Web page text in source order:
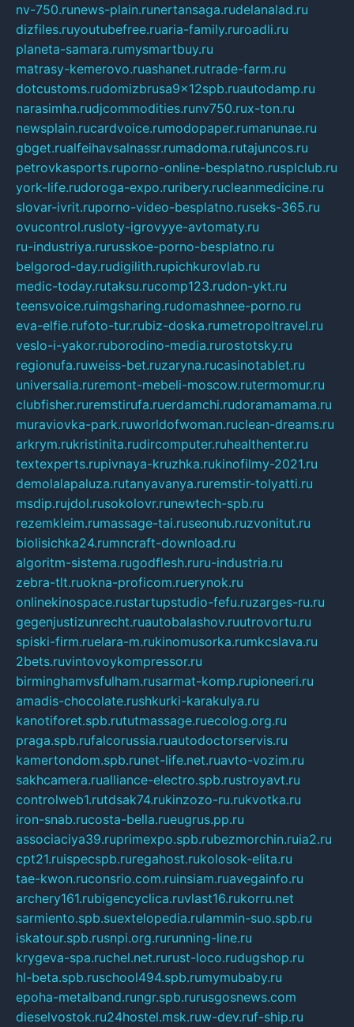
nv-750.runews-plain.runertansaga.rudelanalad.ru
dizfiles.ruyoutubefree.ruaria-family.ruroadli.ru
planeta-samara.rumysmartbuy.ru
matrasy-kemerovo.ruashanet.rutrade-farm.ru
dotcustoms.rudomizbrusa9x12spb.ruautodamp.ru
narasimha.rudjcommodities.runv750.rux-ton.ru
newsplain.rucardvoice.rumodopaper.rumanunae.ru
gbget.rualfeihavsalnassr.rumadoma.rutajuncos.ru
petrovkasports.ruporno-online-besplatno.rusplclub.ru
york-life.rudoroga-expo.ruribery.rucleanmedicine.ru
slovar-ivrit.ruporno-video-besplatno.ruseks-365.ru
ovucontrol.rusloty-igrovyye-avtomaty.ru
ru-industriya.rurusskoe-porno-besplatno.ru
belgorod-day.rudigilith.rupichkurovlab.ru
medic-today.rutaksu.rucomp123.rudon-ykt.ru
teensvoice.ruimgsharing.rudomashnee-porno.ru
eva-elfie.rufoto-tur.rubiz-doska.rumetropoltravel.ru
veslo-i-yakor.ruborodino-media.rurostotsky.ru
regionufa.ruweiss-bet.ruzaryna.rucasinotablet.ru
universalia.ruremont-mebeli-moscow.rutermomur.ru
clubfisher.ruremstirufa.ruerdamchi.rudoramamama.ru
muraviovka-park.ruworldofwoman.ruclean-dreams.ru
arkrym.rukristinita.rudircomputer.ruhealthenter.ru
textexperts.rupivnaya-kruzhka.rukinofilmy-2021.ru
demolalapaluza.rutanyavanya.ruremstir-tolyatti.ru
msdip.rujdol.rusokolovr.runewtech-spb.ru
rezemkleim.rumassage-tai.ruseonub.ruzvonitut.ru
biolisichka24.rumncraft-download.ru
algoritm-sistema.rugodflesh.ruru-industria.ru
zebra-tlt.ruokna-proficom.ruerynok.ru
onlinekinospace.rustartupstudio-fefu.ruzarges-ru.ru
gegenjustizunrecht.ruautobalashov.ruutrovortu.ru
spiski-firm.ruelara-m.rukinomusorka.rumkcslava.ru
2bets.ruvintovoykompressor.ru
birminghamvsfulham.rusarmat-komp.rupioneeri.ru
amadis-chocolate.rushkurki-karakulya.ru
kanotiforet.spb.rututmassage.ruecolog.org.ru
praga.spb.rufalcorussia.ruautodoctorservis.ru
kamertondom.spb.runet-life.net.ruavto-vozim.ru
sakhcamera.rualliance-electro.spb.rustroyavt.ru
controlweb1.rutdsak74.rukinzozo-ru.rukvotka.ru
iron-snab.rucosta-bella.rueugrus.pp.ru
associaciya39.ruprimexpo.spb.rubezmorchin.ruia2.ru
cpt21.ruispecspb.ruregahost.rukolosok-elita.ru
tae-kwon.ruconsrio.com.ruinsiam.ruavegainfo.ru
archery161.rubigencyclica.ruvlast16.rukorru.net
sarmiento.spb.suextelopedia.rulammin-suo.spb.ru
iskatour.spb.rusnpi.org.rurunning-line.ru
krygeva-spa.ruchel.net.rurust-loco.rudugshop.ru
hl-beta.spb.ruschool494.spb.rumymubaby.ru
epoha-metalband.rungr.spb.rurusgosnews.com
dieselvostok.ru24hostel.msk.ruw-dev.ruf-ship.ru